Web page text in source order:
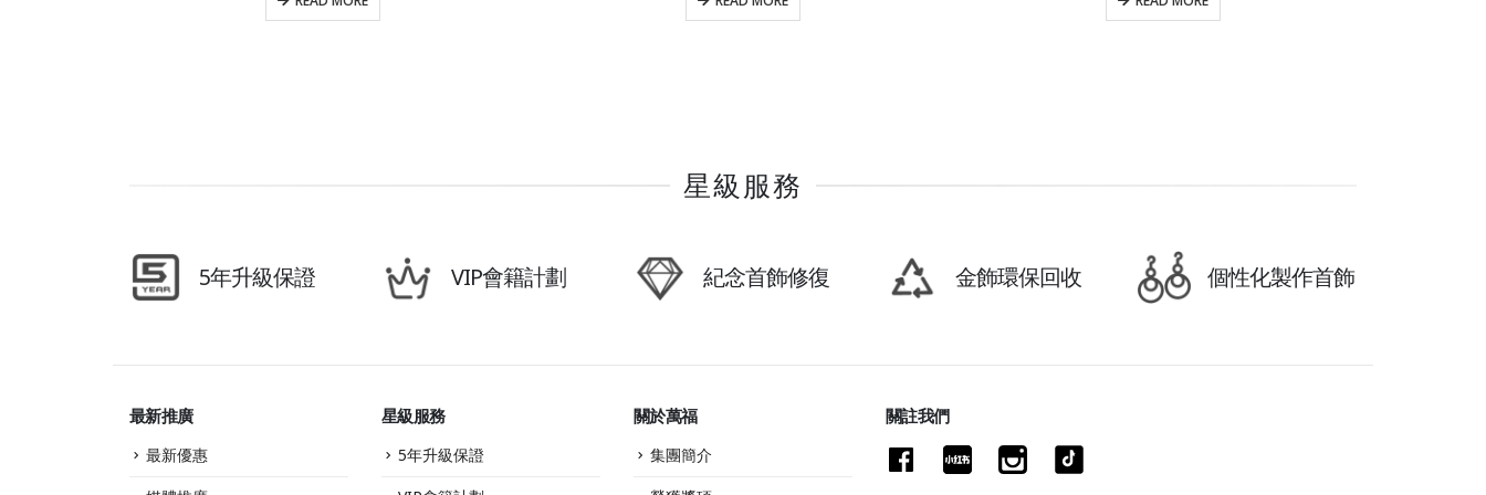
星級服務
5年升級保證 VIP會籍計劃 紀念首飾修復 金飾環保回收 個性化製作首飾
最新推廣
最新優惠
星級服務
5年升級保證
關於萬福
集團簡介
關註我們